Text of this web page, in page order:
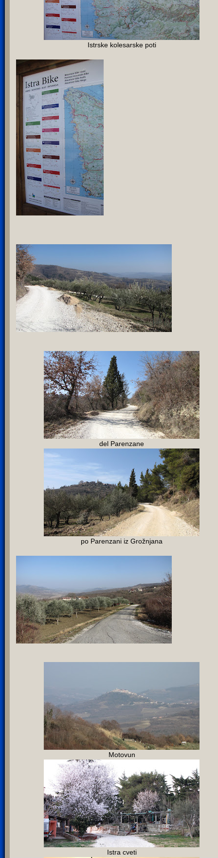
Istrske kolesarske poti
del Parenzane
po Parenzani iz Grožnjana
Motovun
Istra cveti